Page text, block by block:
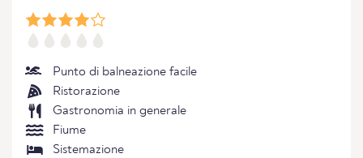
Punto di balneazione facile
Ristorazione
Gastronomia in generale
Fiume
Sistemazione